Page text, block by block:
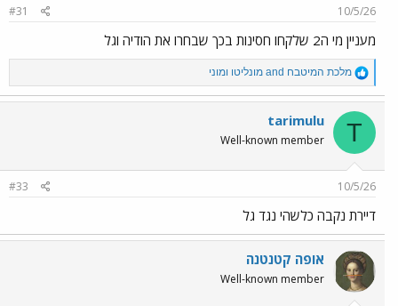
s
10/5/26
#31
מעניין מי ה2 שלקחו חסינות בכך שבחרו את הודיה וגל
R
e
a
c
t
o
s
מלכת המיטבח מונליטו ומוני
T
tarimulu
Well-known member
10/5/26
#33
דיירת נקבה כלשהי נגד גל
אופה קטנטנה
Well-known member